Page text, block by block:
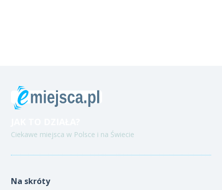
Ciekawe miejsca w Polsce i na Świecie
Na skróty